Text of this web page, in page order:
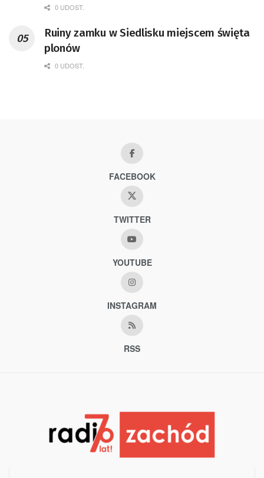
Kompetencji Przemysłu Lotniczo-
Badań Kosmicznych i Satelitarnych PAN.
0 UDOST.
Ruiny zamku w Siedlisku miejscem święta
plonów
0 UDOST.
FACEBOOK
TWITTER
YOUTUBE
INSTAGRAM
RSS